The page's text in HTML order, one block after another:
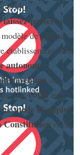
covid »
laissez-passer et
modèle de plainte
établissement avec
autonome
ou
covid avec
mode d’emploi
Constitution et ce